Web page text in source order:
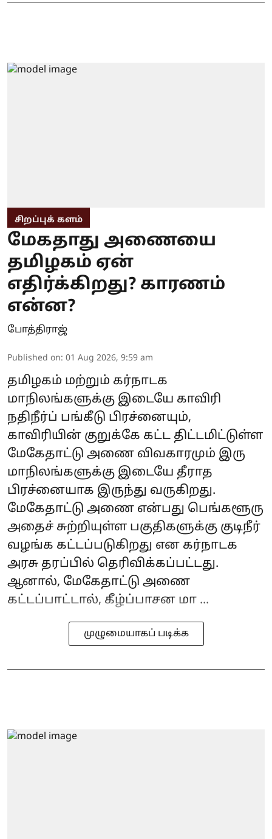
சிறப்புக் களம்
மேகதாது அணையை
தமிழகம் ஏன்
எதிர்க்கிறது? காரணம்
என்ன?
போத்திராஜ்
Published on: 01 Aug 2026, 9:59 am
தமிழகம் மற்றும் கர்நாடக
மாநிலங்களுக்கு இடையே காவிரி
நதிநீர்ப் பங்கீடு பிரச்னையும்,
காவிரியின் குறுக்கே கட்ட திட்டமிட்டுள்ள
மேகேதாட்டு அணை விவகாரமும் இரு
மாநிலங்களுக்கு இடையே தீராத
பிரச்னையாக இருந்து வருகிறது.
மேகேதாட்டு அணை என்பது பெங்களூரு
அதைச் சுற்றியுள்ள பகுதிகளுக்கு குடிநீர்
வழங்க கட்டப்படுகிறது என கர்நாடக
அரசு தரப்பில் தெரிவிக்கப்பட்டது.
ஆனால், மேகேதாட்டு அணை
கட்டப்பாட்டால், கீழ்ப்பாசன மா ...
முழுமையாகப் படிக்க